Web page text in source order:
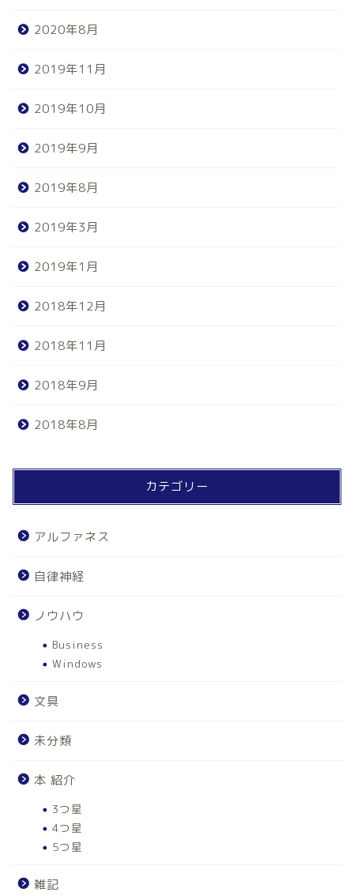
2020年8月
2019年11月
2019年10月
2019年9月
2019年8月
2019年3月
2019年1月
2018年12月
2018年11月
2018年9月
2018年8月
カテゴリー
アルファネス
自律神経
ノウハウ
Business
Windows
文具
未分類
本 紹介
3つ星
4つ星
5つ星
雑記